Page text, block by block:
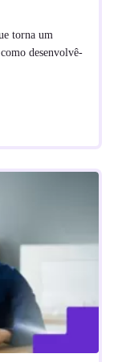
torna um
desenvolvê-